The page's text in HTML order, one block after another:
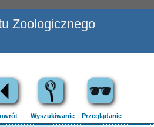
Zoologicznego
Wyszukiwanie Przeglądanie